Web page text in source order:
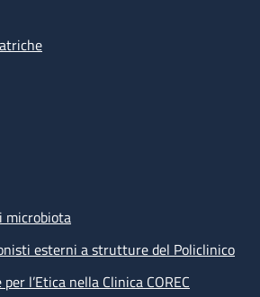
microbiota
esterni a strutture del Policlinico
l’Etica nella Clinica COREC